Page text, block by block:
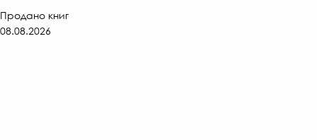
Продано книг
08.08.2026